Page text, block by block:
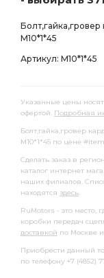
Болт,гайка,гровер
М10*1*45
Артикул: М10*1*45
Указанные цены
офертой. Подробная
Болт,гайка,гровер
М10*1*45 по цене
Сделать заказ в
каталог интернет
наших филиалов.
находятся здесь.
RuMotors - это место,
коробки передач
доставкой по Москве
Приобрести данный
по телефону +7 (4852)